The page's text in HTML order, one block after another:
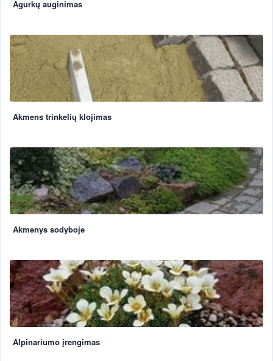
Agurkų auginimas
Akmens trinkelių klojimas
Akmenys sodyboje
Alpinariumo įrengimas